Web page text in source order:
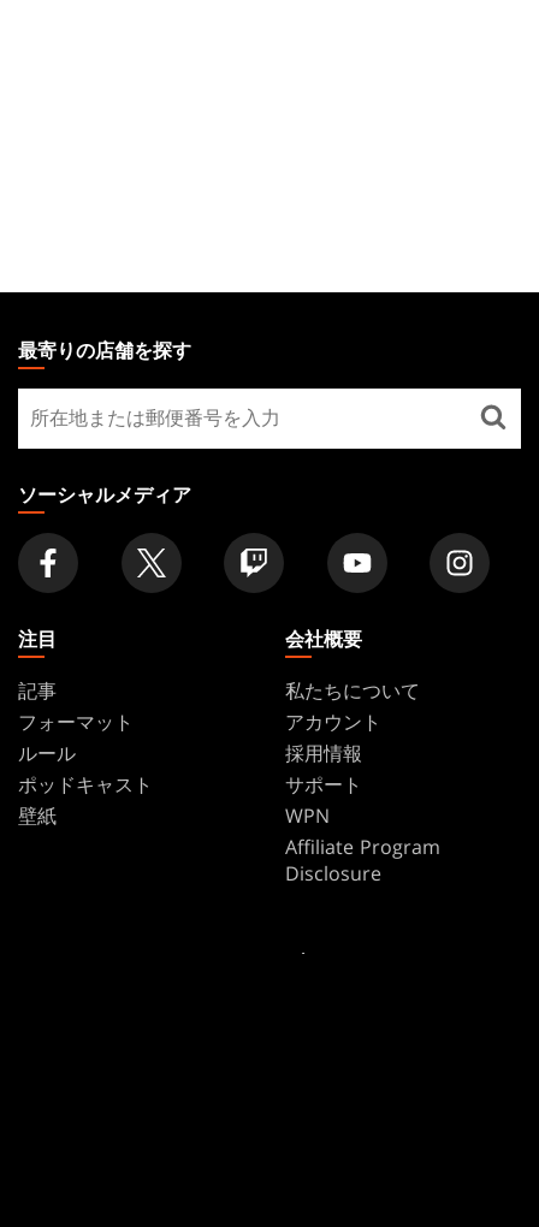
THE
GATHERING
FOOTER
最寄りの店舗を探す
寄
り
の
店
舗
を
探
ソーシャルメディア
注目
記事
フォーマット
ルール
ポッドキャスト
壁紙
会社概要
私たちについて
アカウント
採用情報
サポート
WPN
Affiliate Program
Disclosure
ブランド